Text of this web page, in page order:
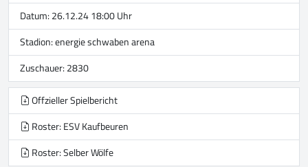
Datum: 26.12.24 18:00 Uhr
Stadion:energie schwaben arena
Zuschauer: 2830
Offzieller Spielbericht
Roster: ESV Kaufbeuren
Roster: Selber Wölfe